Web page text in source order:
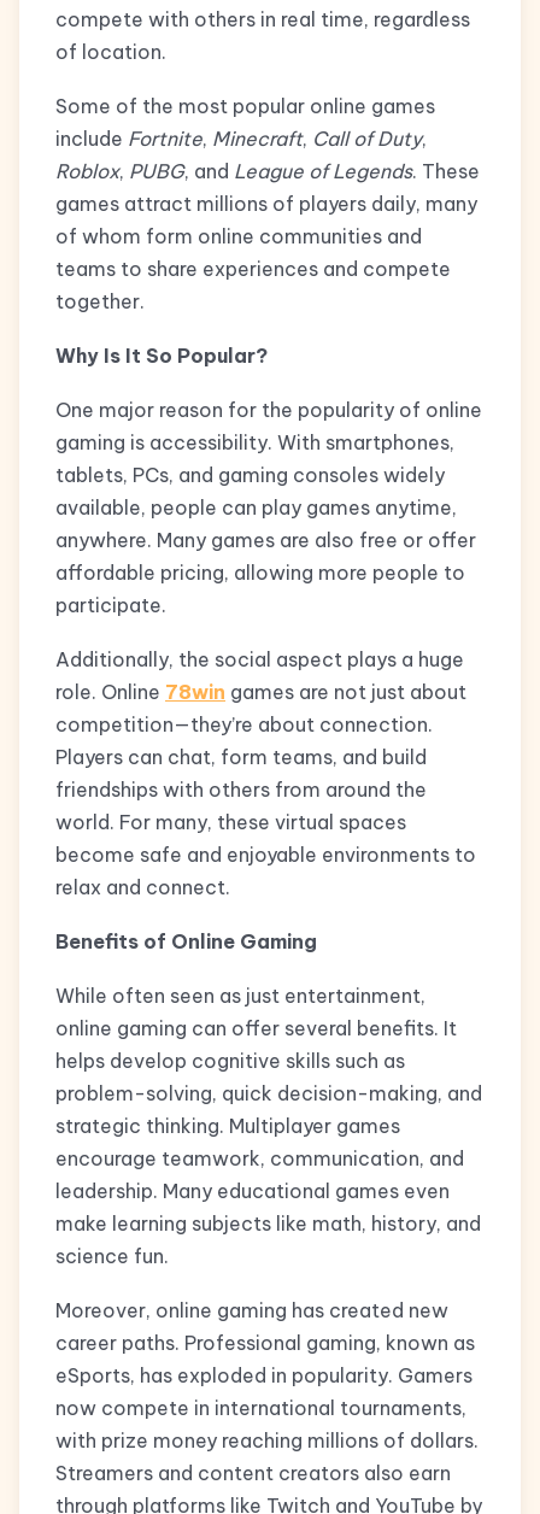
compete with others in real time, regardless
of location.
Some of the most popular online games
include Fortnite, Minecraft, Call of Duty,
Roblox, PUBG, and League of Legends. These
games attract millions of players daily, many
of whom form online communities and
teams to share experiences and compete
together.
Why Is It So Popular?
One major reason for the popularity of online
gaming is accessibility. With smartphones,
tablets, PCs, and gaming consoles widely
available, people can play games anytime,
anywhere. Many games are also free or offer
affordable pricing, allowing more people to
participate.
Additionally, the social aspect plays a huge
role. Online 78win games are not just about
competition—they’re about connection.
Players can chat, form teams, and build
friendships with others from around the
world. For many, these virtual spaces
become safe and enjoyable environments to
relax and connect.
Benefits of Online Gaming
While often seen as just entertainment,
online gaming can offer several benefits. It
helps develop cognitive skills such as
problem-solving, quick decision-making, and
strategic thinking. Multiplayer games
encourage teamwork, communication, and
leadership. Many educational games even
make learning subjects like math, history, and
science fun.
Moreover, online gaming has created new
career paths. Professional gaming, known as
eSports, has exploded in popularity. Gamers
now compete in international tournaments,
with prize money reaching millions of dollars.
Streamers and content creators also earn
through platforms like Twitch and YouTube by